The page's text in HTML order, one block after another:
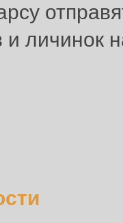
и личиноки